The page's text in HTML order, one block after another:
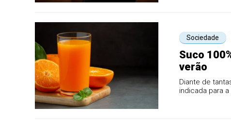
Sociedade
Suco
verão
Diante de
indicada para